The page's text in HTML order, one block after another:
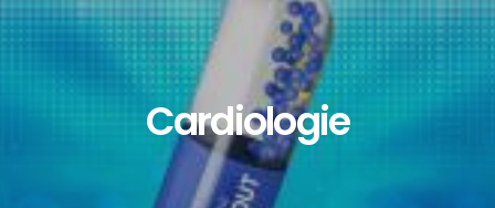
Cardiologie